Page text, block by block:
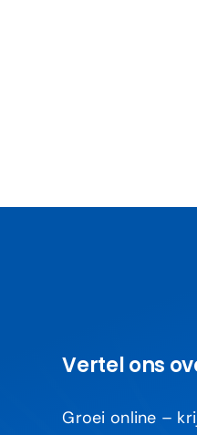
Vertel ons
Groei online –